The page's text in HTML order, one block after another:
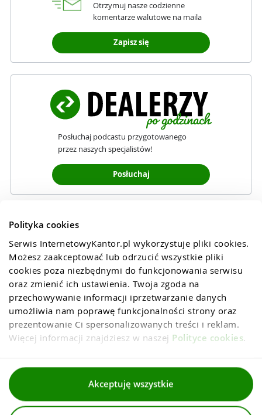
Polityka cookies
Serwis InternetowyKantor.pl wykorzystuje pliki cookies.
Możesz zaakceptować lub odrzucić wszystkie pliki
cookies poza niezbędnymi do funkcjonowania serwisu
oraz zmienić ich ustawienia. Twoja zgoda na
przechowywanie informacji iprzetwarzanie danych
umożliwia nam poprawę funkcjonalności strony oraz
prezentowanie Ci spersonalizowanych treści i reklam.
Więcej informacji znajdziesz w naszej Polityce cookies.
Akceptuję wszystkie
Otrzymuj nasze codzienne
komentarze walutowe na maila
Zapisz się
Posłuchaj podcastu przygotowanego
przez naszych specjalistów!
Posłuchaj
Regulaminy